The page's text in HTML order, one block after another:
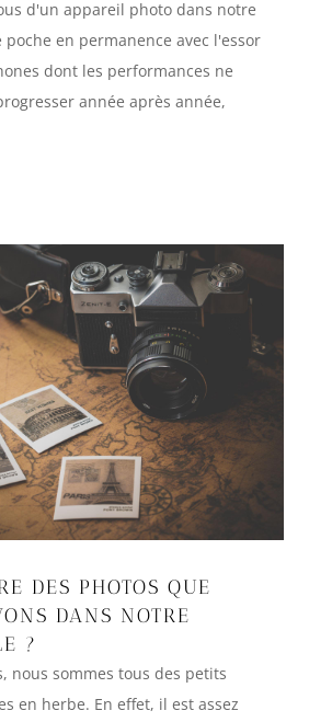
d'un appareil photo dans notre
poche en permanence avec l'essor
dont les performances ne
année après année,
DES PHOTOS QUE
DANS NOTRE
?
nous sommes tous des petits
en herbe. En effet, il est assez